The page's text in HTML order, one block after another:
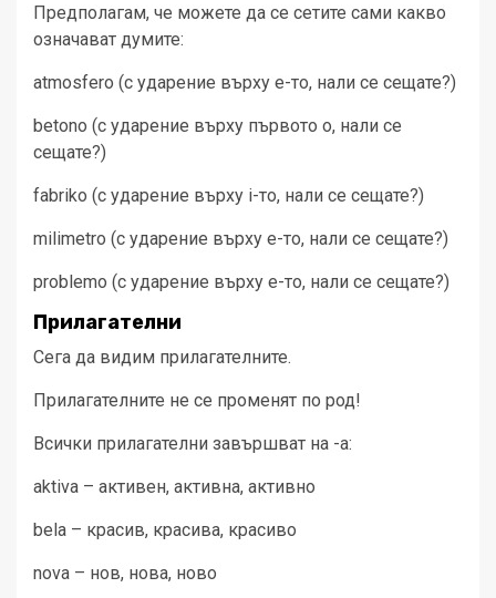
Предполагам, че можете да се сетите сами какво
означават думите:
atmosfero (с ударение върху е-то, нали се сещате?)
betono (с ударение върху първото о, нали се
сещате?)
fabriko (с ударение върху i-то, нали се сещате?)
milimetro (с ударение върху е-то, нали се сещате?)
problemo (с ударение върху e-то, нали се сещате?)
Прилагателни
Сега да видим прилагателните.
Прилагателните не се променят по род!
Всички прилагателни завършват на -а:
aktiva – активен, активна, активно
bela – красив, красива, красиво
nova – нов, нова, ново